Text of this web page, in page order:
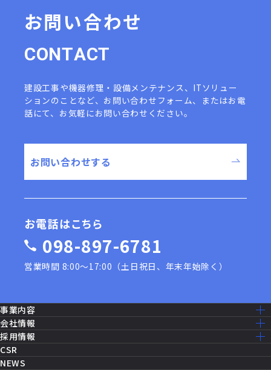
お問い合わせ
CONTACT
建設工事や機器修理・設備メンテナンス、ITソリュー
ションのことなど、 お問い合わせフォーム、またはお電
話にて、お気軽にお問い合わせください。
お問い合わせする
お電話はこちら
098-897-6781
営業時間 8:00〜17:00（土日祝日、年末年始除く）
事業内容
事業内容一覧
建設工事［米軍基地］
建設工事［公共事業］
機器修理・設備メンテナンス
ITソリューション
会社情報
ミッション・ビジョン
ごあいさつ
会社概要
沿革
採用情報
採用情報トップ
仕事を知る
CSR
NEWS